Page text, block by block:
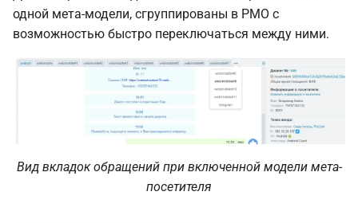
одной мета-модели, сгруппированы в РМО с
возможностью быстро переключаться между ними.
Вид вкладок обращений при включенной модели мета-
посетителя